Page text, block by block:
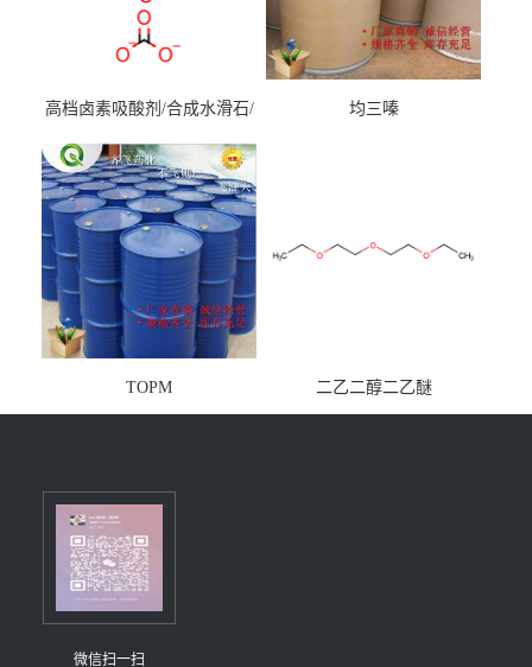
高档卤素吸酸剂/合成水滑石/
均三嗪
TOPM 二乙二醇二乙醚
微信扫一扫